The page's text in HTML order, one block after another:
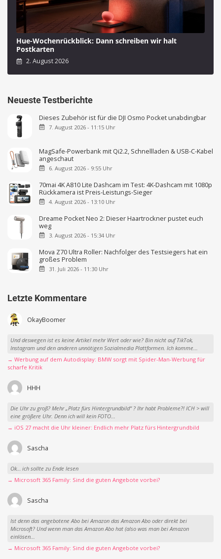
Hue-Wochenrückblick: Dann schreiben wir halt
Postkarten
2. August 2026
Neueste Testberichte
Dieses Zubehör ist für die DJI Osmo Pocket unabdingbar
7. August 2026 - 11:15 Uhr
MagSafe-Powerbank mit Qi2.2, Schnellladen & USB-C-Kabel
angeschaut
6. August 2026 - 9:55 Uhr
70mai 4K A810 Lite Dashcam im Test: 4K-Dashcam mit 1080p
Rückkamera ist Preis-Leistungs-Sieger
4. August 2026 - 13:10 Uhr
Dreame Pocket Neo 2: Dieser Haartrockner pustet euch
weg
3. August 2026 - 15:34 Uhr
Mova Z70 Ultra Roller: Nachfolger des Testsiegers hat ein
großes Problem
31. Juli 2026 - 11:30 Uhr
Letzte Kommentare
OkayBoomer
Und deswegen ist es keine Artikel mehr Wert oder wie? Bin nicht auf TikTok,
Instagram und den anderen unnötigen Sozialmedia Plattformen. Ich komme...
→ Werbung auf dem Autodisplay: BMW sorgt mit Spider-Man-Werbung für
scharfe Kritik
HHH
Die Uhr zu groß? Mehr „Platz fürs Hintergrundbild“ ? Ihr habt Probleme?! ICH > will
eine größere Uhr. Denn ich will kein FOTO...
→ iOS 27 macht die Uhr kleiner: Endlich mehr Platz fürs Hintergrundbild
Sascha
Ok… ich sollte zu Ende lesen
→ Microsoft 365 Family: Sind die guten Angebote vorbei?
Sascha
Ist denn das angebotene Abo bei Amazon das Amazon Abo oder direkt bei
Microsoft? Und wenn man das Amazon Abo hat (also was man bei Amazon
einlösen...
→ Microsoft 365 Family: Sind die guten Angebote vorbei?